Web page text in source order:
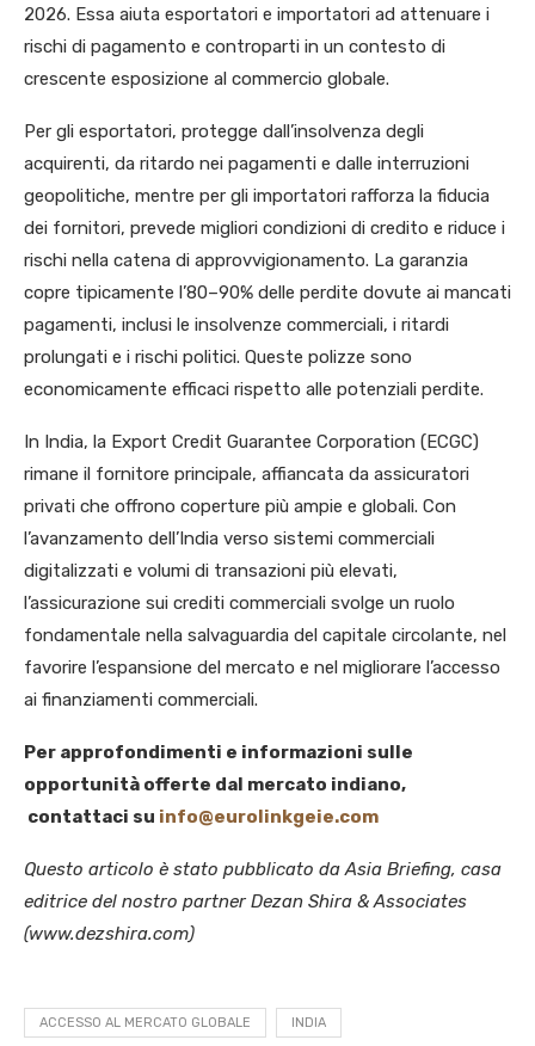
2026. Essa aiuta esportatori e importatori ad attenuare i
rischi di pagamento e controparti in un contesto di
crescente esposizione al commercio globale.
Per gli esportatori, protegge dall’insolvenza degli
acquirenti, da ritardo nei pagamenti e dalle interruzioni
geopolitiche, mentre per gli importatori rafforza la fiducia
dei fornitori, prevede migliori condizioni di credito e riduce i
rischi nella catena di approvvigionamento. La garanzia
copre tipicamente l’80–90% delle perdite dovute ai mancati
pagamenti, inclusi le insolvenze commerciali, i ritardi
prolungati e i rischi politici. Queste polizze sono
economicamente efficaci rispetto alle potenziali perdite.
In India, la Export Credit Guarantee Corporation (ECGC)
rimane il fornitore principale, affiancata da assicuratori
privati che offrono coperture più ampie e globali. Con
l’avanzamento dell’India verso sistemi commerciali
digitalizzati e volumi di transazioni più elevati,
l’assicurazione sui crediti commerciali svolge un ruolo
fondamentale nella salvaguardia del capitale circolante, nel
favorire l’espansione del mercato e nel migliorare l’accesso
ai finanziamenti commerciali.
Per approfondimenti e informazioni sulle
opportunità offerte dal mercato indiano,
contattaci su info@eurolinkgeie.com
Questo articolo è stato pubblicato da Asia Briefing, casa
editrice del nostro partner Dezan Shira & Associates
(www.dezshira.com)
ACCESSO AL MERCATO GLOBALE INDIA